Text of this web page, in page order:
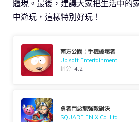
體現。最後，建議大家把生活中的
中遊玩，這樣特別好玩！
南方公園：手機破壞者
Ubisoft Entertainment
評分:4.2
勇者鬥惡龍強敵對決
SQUARE ENIX Co.,Ltd.